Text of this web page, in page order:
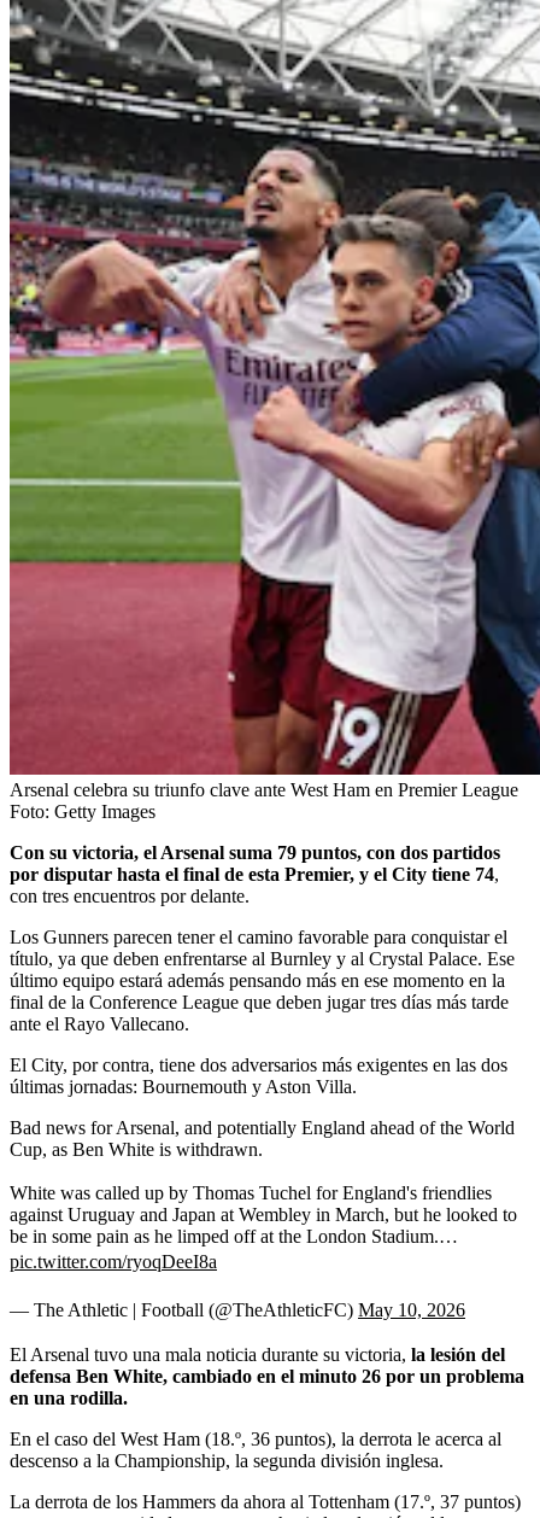
Arsenal celebra su triunfo clave ante West Ham en Premier League
Foto: Getty Images
Con su victoria, el Arsenal suma 79 puntos, con dos partidos
por disputar hasta el final de esta Premier, y el City tiene 74,
con tres encuentros por delante.
Los Gunners parecen tener el camino favorable para conquistar el
título, ya que deben enfrentarse al Burnley y al Crystal Palace. Ese
último equipo estará además pensando más en ese momento en la
final de la Conference League que deben jugar tres días más tarde
ante el Rayo Vallecano.
El City, por contra, tiene dos adversarios más exigentes en las dos
últimas jornadas: Bournemouth y Aston Villa.
Bad news for Arsenal, and potentially England ahead of the World
Cup, as Ben White is withdrawn.
White was called up by Thomas Tuchel for England's friendlies
against Uruguay and Japan at Wembley in March, but he looked to
be in some pain as he limped off at the London Stadium.…
pic.twitter.com/ryoqDeeI8a
— The Athletic | Football (@TheAthleticFC) May 10, 2026
El Arsenal tuvo una mala noticia durante su victoria, la lesión del
defensa Ben White, cambiado en el minuto 26 por un problema
en una rodilla.
En el caso del West Ham (18.º, 36 puntos), la derrota le acerca al
descenso a la Championship, la segunda división inglesa.
La derrota de los Hammers da ahora al Tottenham (17.º, 37 puntos)